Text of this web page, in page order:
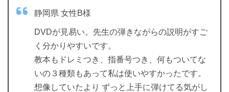
静岡県 女性B様
DVDが見易い。先生の弾きながらの説明がすご
く分かりやすいです。
教本もドレミつき、指番号つき、何もついてな
いの３種類もあって私は使いやすかったです。
想像していたより ずっと上手に弾けてる気がし